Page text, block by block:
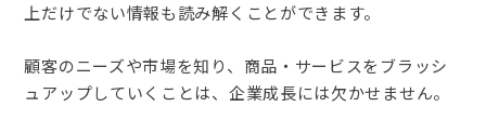
上だけでない情報も読み解くことができます。
顧客のニーズや市場を知り、商品・サービスをブラッシ
ュアップしていくことは、企業成長には欠かせません。